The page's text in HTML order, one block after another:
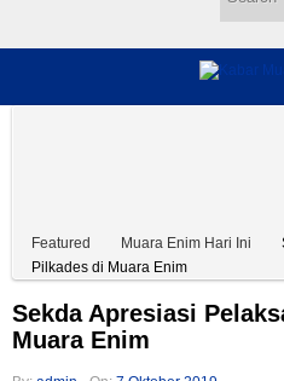
Featured Muara Enim Hari Ini
Pilkades di Muara Enim
Sekda Apresiasi
Muara Enim